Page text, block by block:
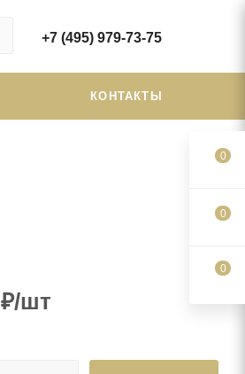
+7 (495) 979-73-75
КОНТАКТЫ
₽/шт
0
0
0